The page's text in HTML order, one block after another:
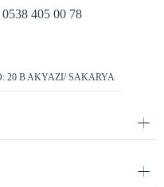
0538 405 00 78
20 B AKYAZI/ SAKARYA